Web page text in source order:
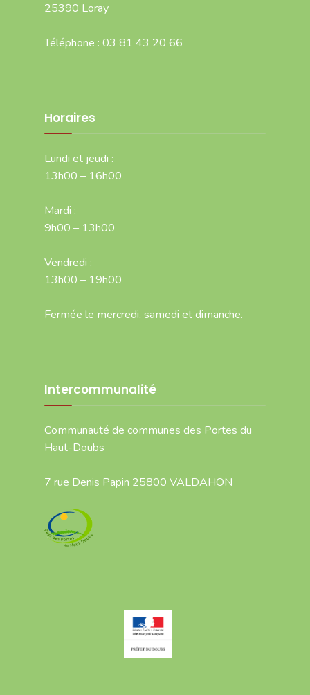
25390 Loray
Téléphone : 03 81 43 20 66
Horaires
Lundi et jeudi :
13h00 – 16h00
Mardi :
9h00 – 13h00
Vendredi :
13h00 – 19h00
Fermée le mercredi, samedi et dimanche.
Intercommunalité
Communauté de communes des Portes du
Haut-Doubs
7 rue Denis Papin 25800 VALDAHON